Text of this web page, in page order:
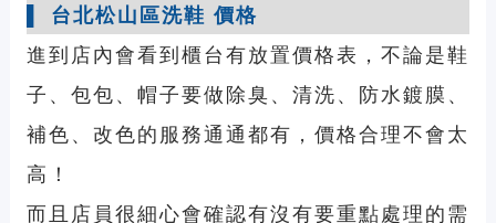
台北松山區洗鞋 價格
進到店內會看到櫃台有放置價格表，不論是鞋
子、包包、帽子要做除臭、清洗、防水鍍膜、
補色、改色的服務通通都有，價格合理不會太
高！
而且店員很細心會確認有沒有要重點處理的需